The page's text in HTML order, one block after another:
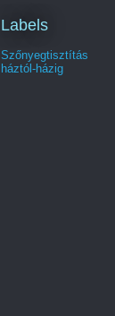
Labels
Szőnyegtisztítás
háztól-házig